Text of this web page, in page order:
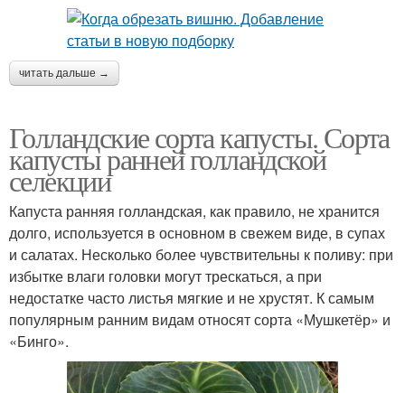
читать дальше →
Голландские сорта капусты. Сорта
капусты ранней голландской
селекции
Капуста ранняя голландская, как правило, не хранится
долго, используется в основном в свежем виде, в супах
и салатах. Несколько более чувствительны к поливу: при
избытке влаги головки могут трескаться, а при
недостатке часто листья мягкие и не хрустят. К самым
популярным ранним видам относят сорта «Мушкетёр» и
«Бинго».